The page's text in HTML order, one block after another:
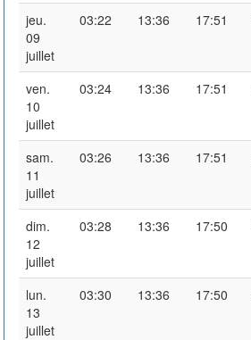
jeu.
09
juillet
03:22 13:36 17:51
ven.
10
juillet
03:24 13:36 17:51
sam.
11
juillet
03:26 13:36 17:51
dim.
12
juillet
03:28 13:36 17:50
lun.
13
juillet
03:30 13:36 17:50